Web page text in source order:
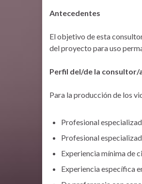
Antecedentes
El objetivo de esta
del proyecto para uso
Perfil del/de la consultor/
Para la producción de los
Profesional
Profesional
Experiencia mínima de
Experiencia específica